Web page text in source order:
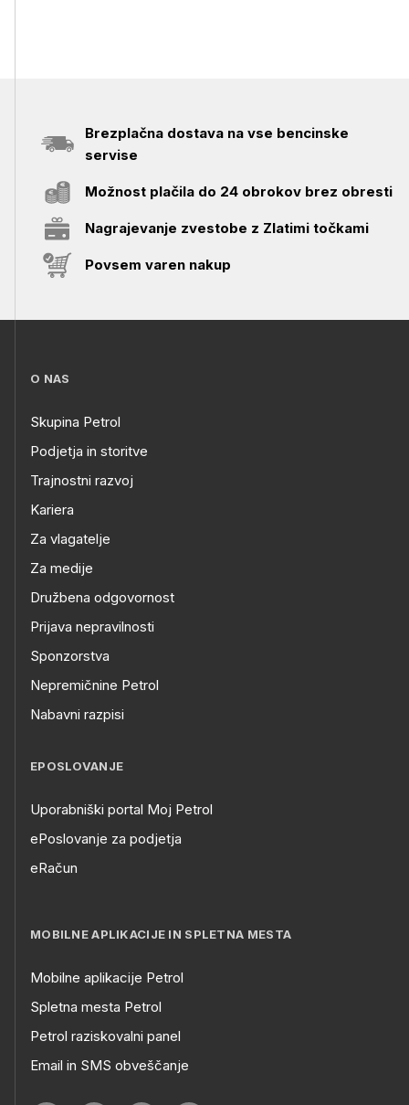
Brezplačna dostava na vse bencinske
servise
Možnost plačila do 24 obrokov brez obresti
Nagrajevanje zvestobe z Zlatimi točkami
Povsem varen nakup
O NAS
Skupina Petrol
Podjetja in storitve
Trajnostni razvoj
Kariera
Za vlagatelje
Za medije
Družbena odgovornost
Prijava nepravilnosti
Sponzorstva
Nepremičnine Petrol
Nabavni razpisi
EPOSLOVANJE
Uporabniški portal Moj Petrol
ePoslovanje za podjetja
eRačun
MOBILNE APLIKACIJE IN SPLETNA MESTA
Mobilne aplikacije Petrol
Spletna mesta Petrol
Petrol raziskovalni panel
Email in SMS obveščanje